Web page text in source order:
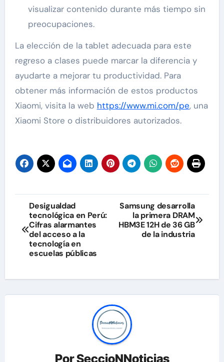
visualizar contenido durante más tiempo sin
preocupaciones.
La elección de la tablet adecuada para este
regreso a clases puede marcar la diferencia y
ayudarte a mejorar tu productividad. Para
obtener más información de estos productos
Xiaomi, visita la web https://www.mi.com/pe, una
Xiaomi Store o distribuidores autorizados.
Navegación
de
entradas
Desigualdad
tecnológica en Perú:
Cifras alarmantes
del acceso a la
tecnología en
escuelas públicas
Samsung desarrolla
la primera DRAM
HBM3E 12H de 36 GB
de la industria
PorSeccioNNoticias